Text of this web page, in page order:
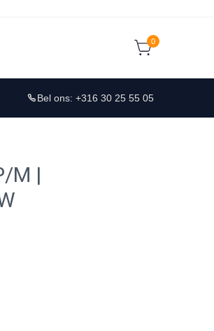
0
Bel ons: +316 30 25 55 05
M |